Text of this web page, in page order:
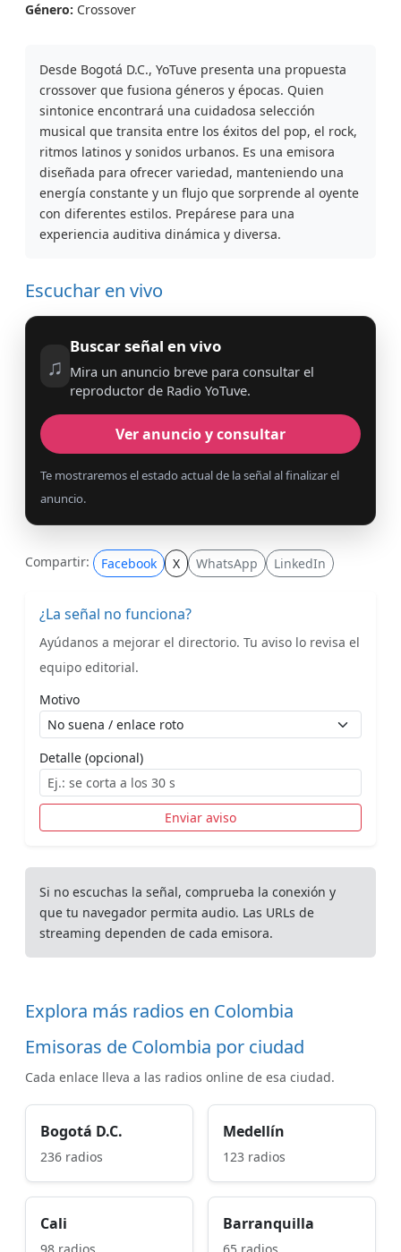
Género: Crossover
Desde Bogotá D.C., YoTuve presenta una propuesta
crossover que fusiona géneros y épocas. Quien
sintonice encontrará una cuidadosa selección
musical que transita entre los éxitos del pop, el rock,
ritmos latinos y sonidos urbanos. Es una emisora
diseñada para ofrecer variedad, manteniendo una
energía constante y un flujo que sorprende al oyente
con diferentes estilos. Prepárese para una
experiencia auditiva dinámica y diversa.
Escuchar en vivo
♫
Buscar señal en vivo
Mira un anuncio breve para consultar el
reproductor de Radio YoTuve.
Ver anuncio y consultar
Te mostraremos el estado actual de la señal al finalizar el
anuncio.
Compartir: Facebook X WhatsApp LinkedIn
¿La señal no funciona?
Ayúdanos a mejorar el directorio. Tu aviso lo revisa el
equipo editorial.
Motivo
Detalle (opcional)
Enviar aviso
Si no escuchas la señal, comprueba la conexión y
que tu navegador permita audio. Las URLs de
streaming dependen de cada emisora.
Explora más radios en Colombia
Emisoras de Colombia por ciudad
Cada enlace lleva a las radios online de esa ciudad.
Bogotá D.C.
236 radios
Medellín
123 radios
Cali Barranquilla